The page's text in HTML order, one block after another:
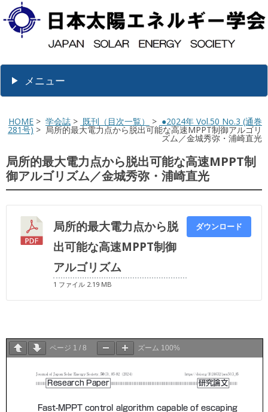
メニュー
HOME > 学会誌 > 既刊（目次一覧） > ●2024年 Vol.50 No.3 (通巻
281号) > 局所的最大電力点から脱出可能な高速MPPT制御アルゴリ
ズム／金城秀弥・浦崎直光
局所的最大電力点から脱出可能な高速MPPT制
御アルゴリズム／金城秀弥・浦崎直光
局所的最大電力点から脱
出可能な高速MPPT制御
アルゴリズム
1 ファイル 2.19 MB
ダウンロード
ページ 1 / 8 ズーム 100%